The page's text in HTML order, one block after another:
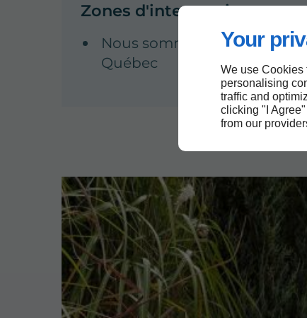
Your
We use Cookies
personalising
traffic and
clicking "I
from our
Zones d'intervention
Nous sommes à votre
Québec